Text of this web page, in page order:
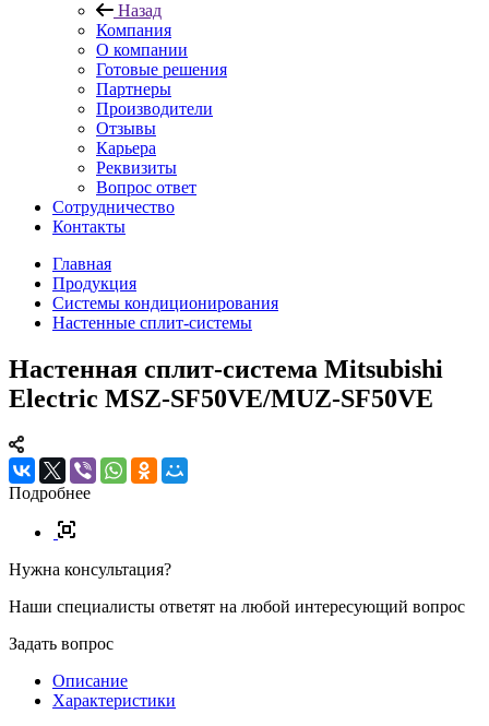
Назад
Компания
О компании
Готовые решения
Партнеры
Производители
Отзывы
Карьера
Реквизиты
Вопрос ответ
Сотрудничество
Контакты
Главная
Продукция
Системы кондиционирования
Настенные сплит-системы
Настенная сплит-система Mitsubishi
Electric MSZ-SF50VE/MUZ-SF50VE
Подробнее
Нужна консультация?
Наши специалисты ответят на любой интересующий вопрос
Задать вопрос
Описание
Характеристики